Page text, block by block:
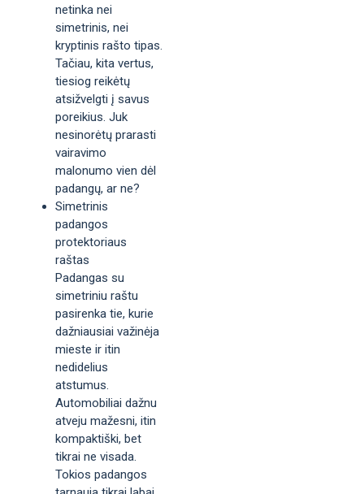
netinka nei
simetrinis, nei
kryptinis rašto tipas.
Tačiau, kita vertus,
tiesiog reikėtų
atsižvelgti į savus
poreikius. Juk
nesinorėtų prarasti
vairavimo
malonumo vien dėl
padangų, ar ne?
Simetrinis
padangos
protektoriaus
raštas
Padangas su
simetriniu raštu
pasirenka tie, kurie
dažniausiai važinėja
mieste ir itin
nedidelius
atstumus.
Automobiliai dažnu
atveju mažesni, itin
kompaktiški, bet
tikrai ne visada.
Tokios padangos